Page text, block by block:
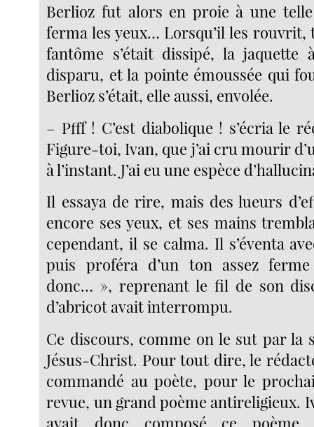
Berlioz fut alors en proie à une telle
ferma les yeux… Lorsqu’il les
fantôme s’était dissipé, la jaquette
disparu, et la pointe émoussée qui
Berlioz s’était, elle aussi, envolée.
– Pfff ! C’est diabolique ! s’écria le
Figure-toi, Ivan, que j’ai cru mourir
à l’instant. J’ai eu une espèce
Il essaya de rire, mais des lueurs
encore ses yeux, et ses mains
cependant, il se calma. Il s’éventa
puis proféra d’un ton assez
donc… », reprenant le fil de son
d’abricot avait interrompu.
Ce discours, comme on le sut par la
Jésus-Christ. Pour tout dire, le
commandé au poète, pour le
revue, un grand poème antireligieux.